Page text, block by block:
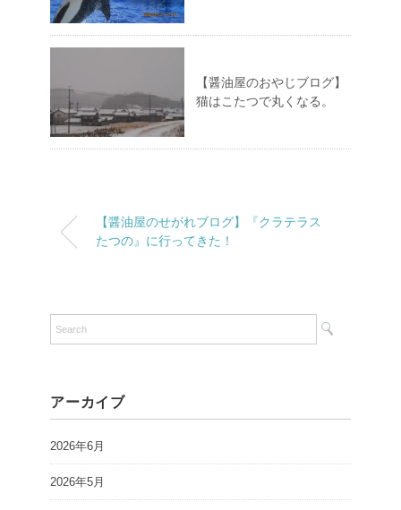
【醤油屋のおやじブログ】
猫はこたつで丸くなる。
【醤油屋のせがれブログ】『クラテラス
たつの』に行ってきた！
アーカイブ
2026年6月
2026年5月